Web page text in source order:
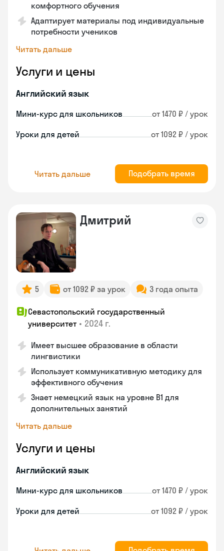
комфортного обучения
Адаптирует материалы под индивидуальные
потребности учеников
Читать дальше
Услуги и цены
Английский язык
Мини-курс для школьников от 1470 ₽ / урок
Уроки для детей от 1092 ₽ / урок
Читать дальше Подобрать время
Дмитрий
5 от 1092 ₽ за урок 3 года опыта
Севастопольский государственный
университет • 2024 г.
Имеет высшее образование в области
лингвистики
Использует коммуникативную методику для
эффективного обучения
Знает немецкий язык на уровне B1 для
дополнительных занятий
Читать дальше
Услуги и цены
Английский язык
Мини-курс для школьников от 1470 ₽ / урок
Уроки для детей от 1092 ₽ / урок